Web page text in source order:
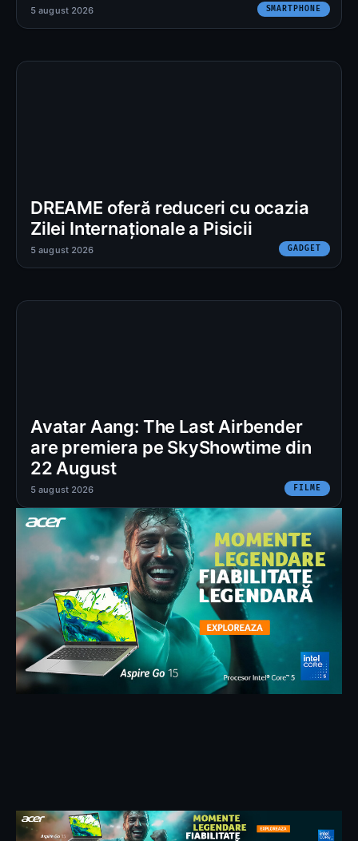
SMARTPHONE
5 august 2026
DREAME oferă reduceri cu ocazia
Zilei Internaționale a Pisicii
GADGET
5 august 2026
Avatar Aang: The Last Airbender
are premiera pe SkyShowtime din
22 August
FILME
5 august 2026